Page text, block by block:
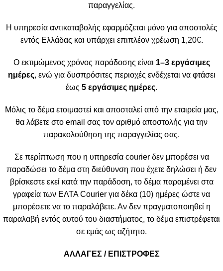
παραγγελίας.
Η υπηρεσία αντικαταβολής εφαρμόζεται μόνο για αποστολές
εντός Ελλάδας και υπάρχει επιπλέον χρέωση 1,20€.
Ο εκτιμώμενος χρόνος παράδοσης είναι 1–3 εργάσιμες
ημέρες, ενώ για δυσπρόσιτες περιοχές ενδέχεται να φτάσει
έως 5 εργάσιμες ημέρες.
Μόλις το δέμα ετοιμαστεί και αποσταλεί από την εταιρεία μας,
θα λάβετε στο email σας τον αριθμό αποστολής για την
παρακολούθηση της παραγγελίας σας.
Σε περίπτωση που η υπηρεσία courier δεν μπορέσει να
παραδώσει το δέμα στη διεύθυνση που έχετε δηλώσει ή δεν
βρίσκεστε εκεί κατά την παράδοση, το δέμα παραμένει στα
γραφεία των ΕΛΤΑ Courier για δέκα (10) ημέρες ώστε να
μπορέσετε να το παραλάβετε. Αν δεν πραγματοποιηθεί η
παραλαβή εντός αυτού του διαστήματος, το δέμα επιστρέφεται
σε εμάς ως αζήτητο.
ΑΛΛΑΓΕΣ / ΕΠΙΣΤΡΟΦΕΣ